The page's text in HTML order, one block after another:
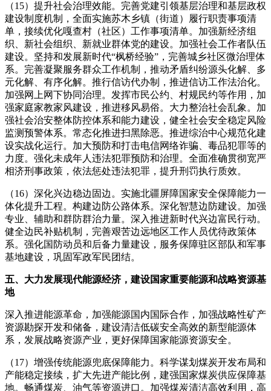
（15）提升社会治理效能。完善党建引领基层治理和基层政权
建设制度机制，全面实施苏木乡镇（街道）履行职责事项清
单，接续优化嘎查村（社区）工作事项清单。加强新经济组
织、新社会组织、新就业群体党的建设。加强社会工作者队伍
建设。坚持和发展新时代“枫桥经验”，完善城乡社区微治理体
系。完善凝聚服务群众工作机制，推动矛盾纠纷源头化解、多
元化解、有序化解。推行信访代办制，推进信访工作法治化。
加强网上网下协同治理。发挥市民公约、村规民约等作用，加
强家庭家教家风建设，推进移风易俗。大力整治社会乱象。加
强社会治安整体防控体系和能力建设，健全社会安全稳定风险
监测预警体系。常态化推进扫黑除恶。推进综治中心规范化建
设实战化运行。加大预防和打击电信网络诈骗、毒品犯罪等的
力度。强化未成年人违法犯罪预防和治理。全面准确贯彻宽严
相济刑事政策，依法惩处违法犯罪，提升刑罚执行质效。
（16）深化兴边稳边固边。实施北疆屏障国家安全保障能力一
体化提升工程。构建边防公路体系。深化智慧边防建设。加强
专业、辅助和群防群治力量。深入推进新时代兴边富民行动。
健全边民补贴机制，完善艰苦边远地区工作人员优待政策体
系。强化国防动员和后备力量建设，服务保障驻区部队和军事
基地建设，巩固军政军民团结。
五、大力发展现代能源经济，建设国家重要能源和战略资源基
地
深入推进能源革命，加强能源国内国际合作，加强战略性矿产
资源勘探开发和储备，建设清洁低碳安全高效的新型能源体
系，发展战略资源产业，更好保障国家能源资源安全。
（17）增强传统能源兜底保障能力。科学谋划煤炭开发布局和
产能稳定接续，扩大先进产能比例，建强国家煤炭供应保障基
地。畅通煤炭、油气等资源进口。加强煤炭清洁高效利用，高